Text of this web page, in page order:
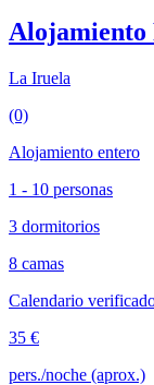
La Iruela
(0)
Alojamiento entero
1 - 10 personas
3 dormitorios
8 camas
Calendario
35 €
pers./noche (aprox.)